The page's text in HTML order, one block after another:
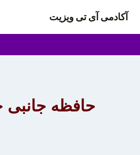
محتوا
آکادمی آی تی ویزیت
حافظه